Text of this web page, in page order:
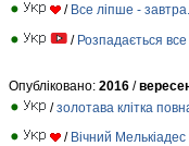
/ Все ліпше -
/ Розпадається все
Опубліковано: 2016 /
/золотава клітка
/ Вічний